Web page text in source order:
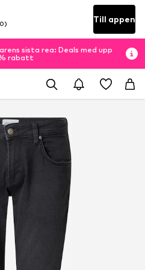
Till appen
sista rea: Deals med upp
rabatt